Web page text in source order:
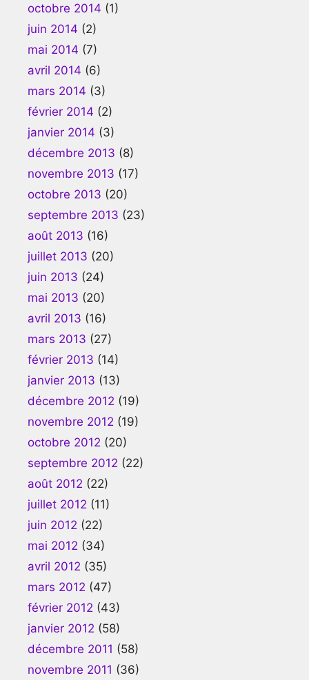
octobre 2014 (1)
juin 2014 (2)
mai 2014 (7)
avril 2014 (6)
mars 2014 (3)
février 2014 (2)
janvier 2014 (3)
décembre 2013 (8)
novembre 2013 (17)
octobre 2013 (20)
septembre 2013 (23)
août 2013 (16)
juillet 2013 (20)
juin 2013 (24)
mai 2013 (20)
avril 2013 (16)
mars 2013 (27)
février 2013 (14)
janvier 2013 (13)
décembre 2012 (19)
novembre 2012 (19)
octobre 2012 (20)
septembre 2012 (22)
août 2012 (22)
juillet 2012 (11)
juin 2012 (22)
mai 2012 (34)
avril 2012 (35)
mars 2012 (47)
février 2012 (43)
janvier 2012 (58)
décembre 2011 (58)
novembre 2011 (36)